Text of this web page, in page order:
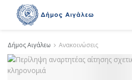
Δήμος Αιγάλεω Ανακοινώσεις